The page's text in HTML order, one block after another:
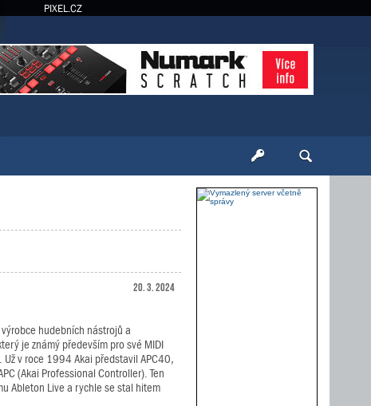
PIXEL.CZ
20. 3. 2024
hudebních nástrojů a
je známý především pro své MIDI
Už v roce 1994 Akai představil APC40,
(Akai Professional Controller). Ten
Ableton Live a rychle se stal hitem